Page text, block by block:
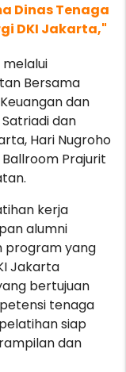
Dinas Tenaga
DKI Jakarta,"
Bersama
dan
Satriadi dan
Hari Nugroho
Prajurit
kerja
alumni
program yang
Jakarta
bertujuan
tenaga
siap
dan